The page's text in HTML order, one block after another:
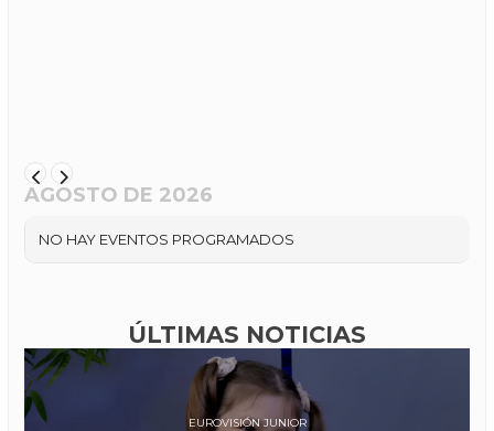
AGOSTO DE 2026
NO HAY EVENTOS PROGRAMADOS
ÚLTIMAS NOTICIAS
EUROVISIÓN JUNIOR